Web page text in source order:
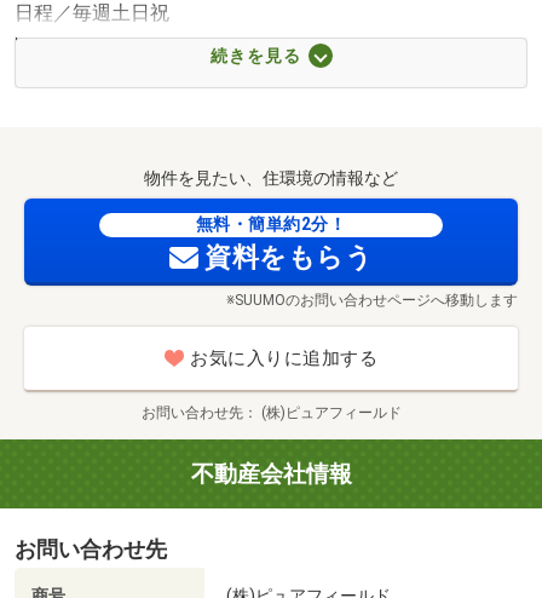
■【幼稚園・保育園】一宮市立開明保育園（約567m・徒歩
8分）
■【病院】社会医療法人杏嶺会一宮西病院（約1343m・徒
■【役所】一宮市役所木曽川庁舎（約2011m・徒歩26分）
日程／毎週土日祝
時間／10:00～17:00
◎仕事終わりの遅い時間でも大丈夫？
【ピュアフィールドからの7つのお約束】
①【住宅ローン】他社でお断りされても諦めないで！
長い歴史と実績の当社へお任せください。
②【現地販売会社】こそが知る（販売当初より現地を管理
当物件の現地販売会と管理業務を担当しております。長期
間、現地に滞在する事で気づく事【時間帯や季節による
さい。
③【値下げ情報】リアルタイムでご提案！
続きを見る
物件を見たい、住環境の情報など
無料・簡単約2分！
資料をもらう
※SUUMOのお問い合わせページへ移動します
お気に入りに追加する
お問い合わせ先 (株)ピュアフィールド
不動産会社情報
お問い合わせ先